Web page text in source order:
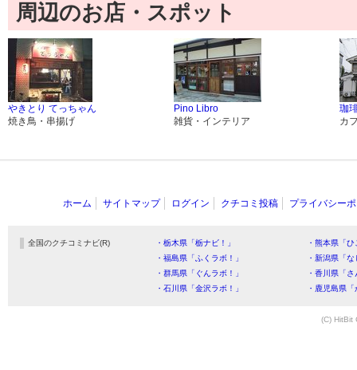
周辺のお店・スポット
やきとり てっちゃん
焼き鳥・串揚げ
Pino Libro
雑貨・インテリア
珈
カ
ホーム サイトマップ ログイン クチコミ投稿 プライバシー
全国のクチコミナビ(R) ・栃木県「栃ナビ！」
・熊本県「
・福島県「ふくラボ！」
・新潟県「
・群馬県「ぐんラボ！」
・香川県「
・石川県「金沢ラボ！」
・鹿児島県
(C) HitBit